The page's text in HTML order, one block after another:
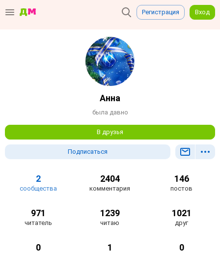
Регистрация Вход
Анна
была давно
В друзья
Подписаться
2
сообщества
2404
комментария
146
постов
971
читатель
1239
читаю
1021
друг
0 1 0